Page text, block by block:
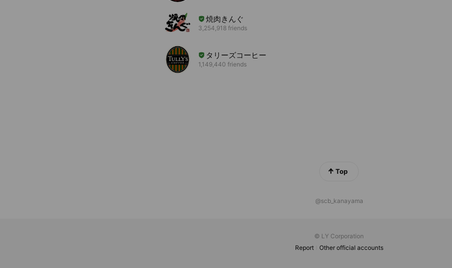
焼肉きんぐ
3,254,918 friends
タリーズコーヒー
1,149,440 friends
Top
@scb_kanayama
© LY Corporation
Report
Other official accounts